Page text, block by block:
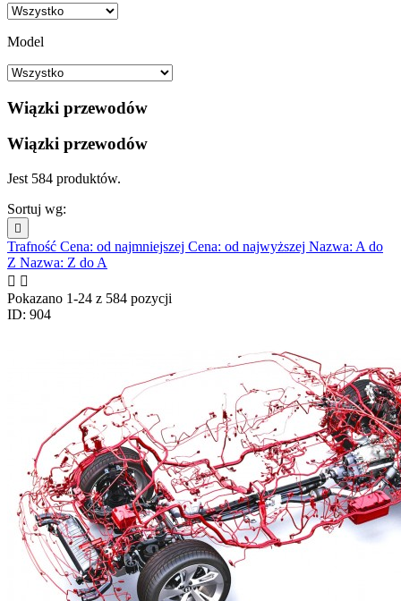
Model
Wiązki przewodów
Wiązki przewodów
Jest 584 produktów.
Sortuj wg:

Trafność Cena: od najmniejszej Cena: od najwyższej Nazwa: A do
Z Nazwa: Z do A
 
Pokazano 1-24 z 584 pozycji
ID: 904